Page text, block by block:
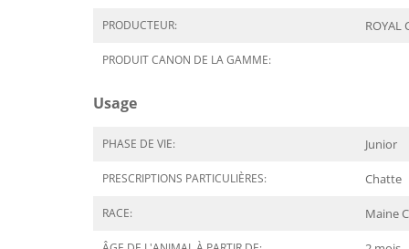
PRODUCTEUR: ROYAL
PRODUIT CANON DE LA GAMME:
Usage
PHASE DE VIE: Junior
PRESCRIPTIONS PARTICULIÈRES: Chatte
RACE: Maine